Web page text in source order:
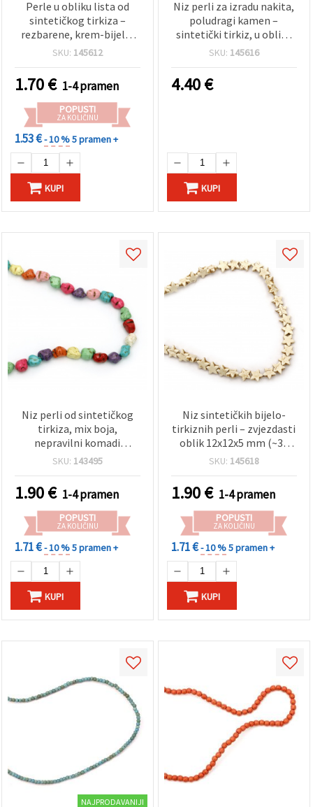
Perle u obliku lista od
sintetičkog tirkiza –
rezbarene, krem-bijele,
9x13x4 mm, niz ~30
SKU: 145612
1.70€ 1-4 pramen
POPUSTI
ZA KOLIČINU
1.53 €- 10 %5 pramen +
KUPI
Niz perli za izradu nakita,
poludragi kamen –
sintetički tirkiz, u obliku
božićnog drvca, 39x39x7
SKU: 145616
4.40€
KUPI
Niz perli od sintetičkog
tirkiza, mix boja,
nepravilni komadi
(nuggets) 10x12 mm, ~34
SKU: 143495
1.90€ 1-4 pramen
POPUSTI
ZA KOLIČINU
1.71 €- 10 %5 pramen +
KUPI
Niz sintetičkih bijelo-
tirkiznih perli – zvjezdasti
oblik 12x12x5 mm (~39
kom), idealno za izradu
nakita DIY
SKU: 145618
1.90€ 1-4 pramen
POPUSTI
ZA KOLIČINU
1.71 €- 10 %5 pramen +
KUPI
NAJPRODAVANIJI